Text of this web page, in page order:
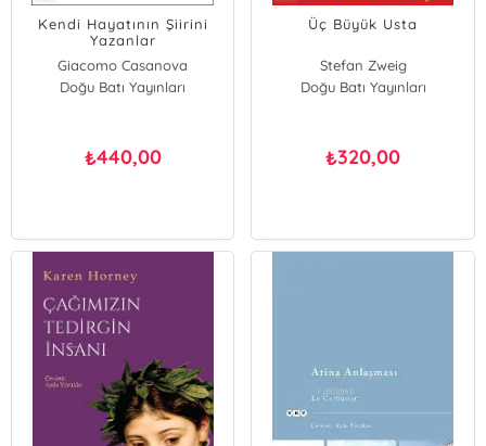
Kendi Hayatının Şiirini
Yazanlar
Giacomo Casanova
Doğu Batı Yayınları
₺440,00
Üç Büyük Usta
Stefan Zweig
Doğu Batı Yayınları
₺320,00